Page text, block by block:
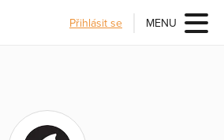
Přihlásit se MENU